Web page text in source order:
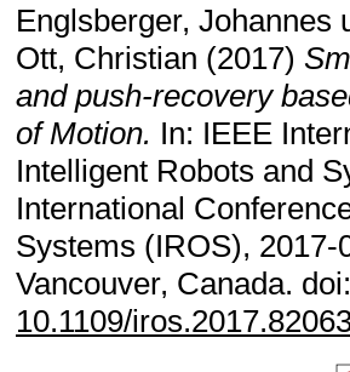
Englsberger, Johannes
Ott, Christian (2017)
and push-recovery
of Motion. In: IEEE
Intelligent Robots and
International
Systems (IROS), 2017-
Vancouver, Canada. doi:
10.1109/